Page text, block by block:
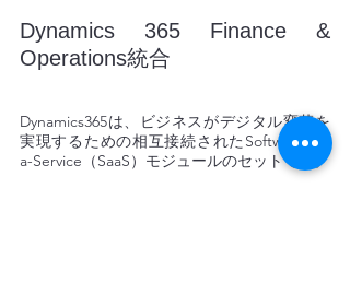
Dynamics 365 Finance &
Operations統合
Dynamics365は、ビジネスがデジタル変革を
実現するための相互接続されたSoftware-as-
a-Service（SaaS）モジュールのセットです。